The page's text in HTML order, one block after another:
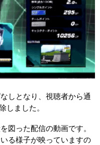
しとなり、視聴者から通
しました。
図った配信の動画です。
る様子が映っていますの